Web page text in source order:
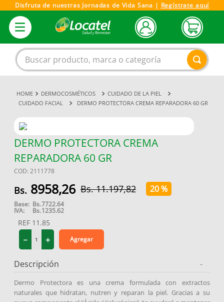
Disfruta de nuestras Jornadas de Vida Sana | Regístrate aquí
Buscar producto, marca o categoría
DERMOCOSMÉTICOS
CUIDADO DE LA PIEL
CUIDADO FACIAL
DERMO PROTECTORA CREMA REPARADORA 60 GR
DERMO PROTECTORA CREMA
REPARADORA 60 GR
COD: 2111778
8958,26 11.197,82 20 %
Base: Bs.7722.64
IVA: Bs.1235.62
REF 11.85
＋
－ Agregar
Descripción -
Dermo Protectora es una crema formulada con extractos
naturales que hidratan, nutren y reparan la piel. Gracias a su
1.
magnesio
3 .
4.
vitamina c
linezolid
7.
champu
.
miovit
medias compresión